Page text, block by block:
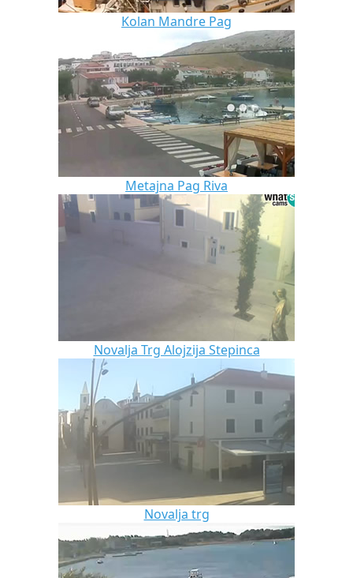
Kolan Mandre Pag
Metajna Pag Riva
Novalja Trg Alojzija Stepinca
Novalja trg